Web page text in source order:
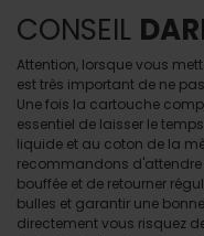
CONSEIL
Attention, lorsque vous
est très important de ne
Une fois la cartouche
essentiel de laisser le
liquide et au coton de la
recommandons
bouffée et de retourner
bulles et garantir une
directement vous risquez